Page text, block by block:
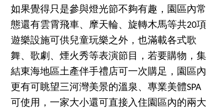
如果覺得只是參與燈光節不夠有趣，園區內常
態還有雲霄飛車、摩天輪、旋轉木馬等共20項
遊樂設施可供兒童玩樂之外，也滿載各式歌
舞、歌劇、煙火秀等表演節目，若要購物，集
結東海地區土產伴手禮店可一次購足，園區內
更有可眺望三河灣美景的溫泉、專業美體SPA
可使用，一家大小還可直接入住園區內的兩大